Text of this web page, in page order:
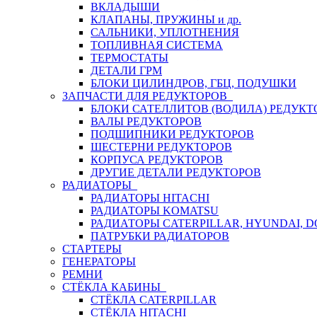
ВКЛАДЫШИ
КЛАПАНЫ, ПРУЖИНЫ и др.
САЛЬНИКИ, УПЛОТНЕНИЯ
ТОПЛИВНАЯ СИСТЕМА
ТЕРМОСТАТЫ
ДЕТАЛИ ГРМ
БЛОКИ ЦИЛИНДРОВ, ГБЦ, ПОДУШКИ
ЗАПЧАСТИ ДЛЯ РЕДУКТОРОВ
БЛОКИ САТЕЛЛИТОВ (ВОДИЛА)
ВАЛЫ РЕДУКТОРОВ
ПОДШИПНИКИ РЕДУКТОРОВ
ШЕСТЕРНИ РЕДУКТОРОВ
КОРПУСА РЕДУКТОРОВ
ДРУГИЕ ДЕТАЛИ РЕДУКТОРОВ
РАДИАТОРЫ
РАДИАТОРЫ HITACHI
РАДИАТОРЫ KOMATSU
РАДИАТОРЫ CATERPILLAR, HYUNDAI,
ПАТРУБКИ РАДИАТОРОВ
СТАРТЕРЫ
ГЕНЕРАТОРЫ
РЕМНИ
СТЁКЛА КАБИНЫ
СТЁКЛА CATERPILLAR
СТЁКЛА HITACHI